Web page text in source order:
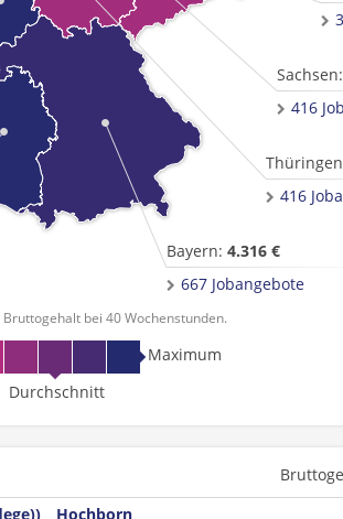
Bayern: 4.316 €
667 Jobangebote
Sachsen:
416
416
bei 40 Wochenstunden.
Maximum
Durchschnitt
Hochborn